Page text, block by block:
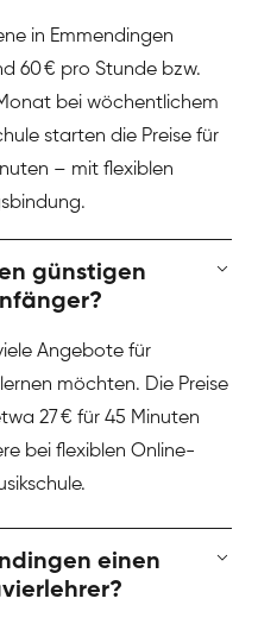
in Emmendingen
60 € pro Stunde bzw.
bei wöchentlichem
starten die Preise für
– mit flexiblen
günstigen
Angebote für
möchten. Die Preise
27 € für 45 Minuten
bei flexiblen Online-
einen